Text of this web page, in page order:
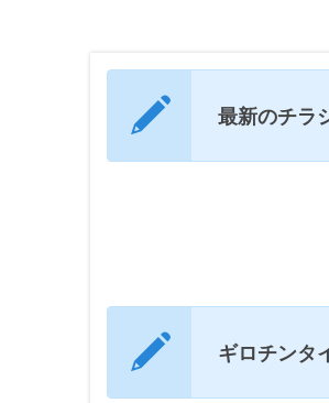
最新のチラ
ギロチンタ